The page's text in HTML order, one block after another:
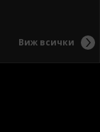
Виж всички